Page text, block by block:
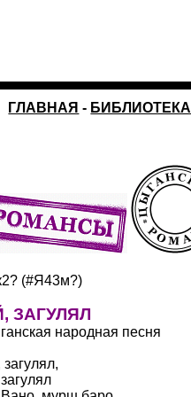
ГЛАВНАЯ - БИБЛИОТЕКА
(#Я43м?)
ЗАГУЛЯЛ
народная песня